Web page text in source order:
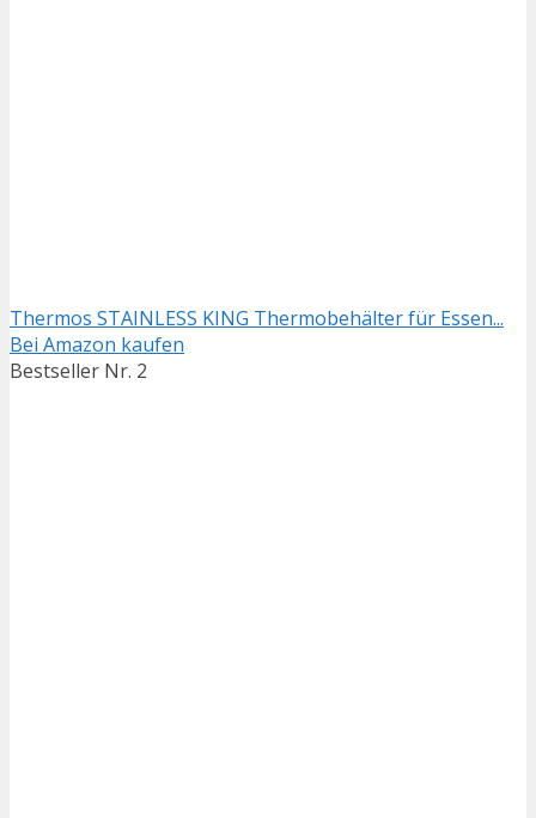
Thermos STAINLESS KING Thermobehälter für Essen...
Bei Amazon kaufen
Bestseller Nr. 2